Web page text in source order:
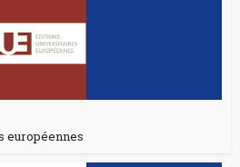
européennes